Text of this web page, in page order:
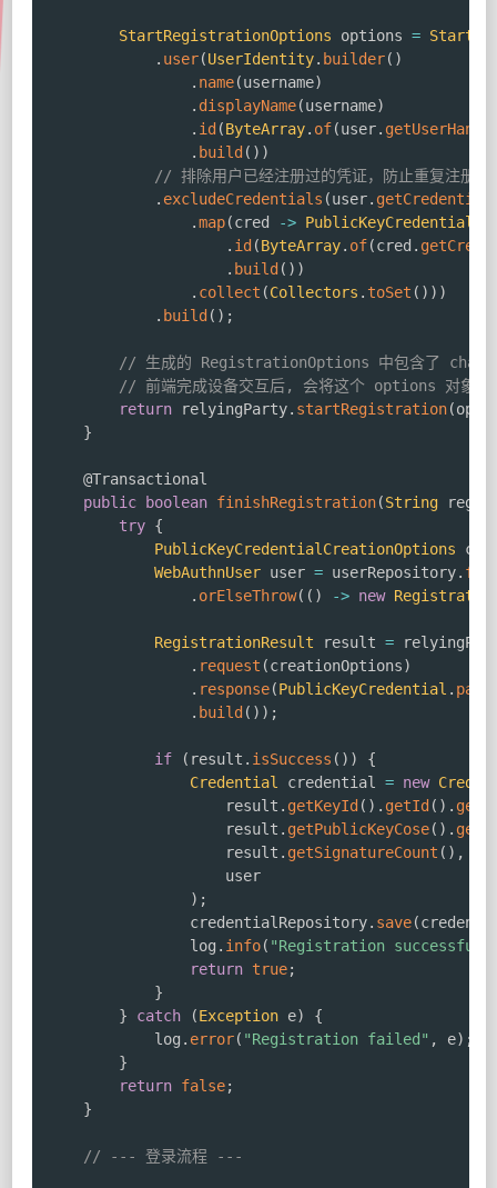
StartRegistrationOptions options =
. user(UserIdentity. builder( )
. name(username)
. displayName(username)
. id (ByteArray. of(user.
. build ( ) )
// 排除用户已经注册过的凭证，防止重复注册
. excludeCredentials (user.
.map(cred ->
. id (ByteArray. of(cred .
. build ( ) )
. collect (Collectors . toSet ( ) ) )
. build ( ) ;
// 生成的 RegistrationOptions 中包含了
// 前端完成设备交互后, 会将这个 options 对象和
return relyingParty. startRegistration(
}
@Transactional
public
boolean finishRegistration(String
try {
PublicKeyCredentialCreationOptions
WebAuthnUser user = userRepository.
. orElseThrow( ( ) -> new
RegistrationResult result =
. request (creationOptions)
. response(PublicKeyCredential .
. build ( ) ) ;
if ( result . isSuccess ( ) )
{
Credential credential = new
                    result
. getKeyId ( ) . getId ( ) .
                    result
. getPublicKeyCose( ) .
                    result
. getSignatureCount ( ) ,
                    user
) ;
                credentialRepository
. save(
                log
. info( "Registration
return true;
}
}
catch (Exception e)
{
            log
. error( "Registration failed" , e) ;
}
return false;
}
// --- 登录流程 ---